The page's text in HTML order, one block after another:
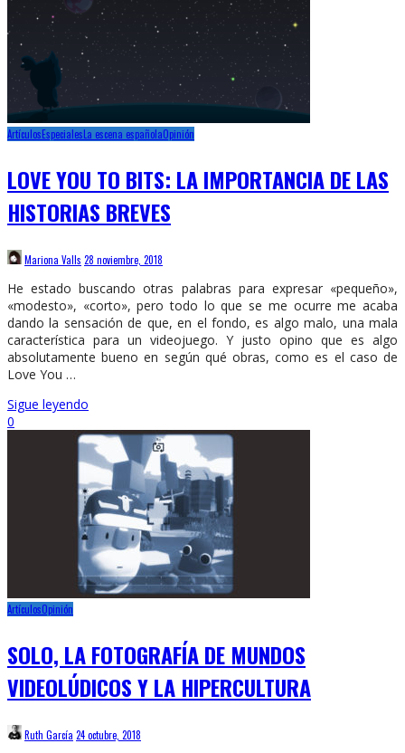
ArtículosEspecialesLa escena españolaOpinión
LOVE YOU TO BITS: LA IMPORTANCIA DE LAS
HISTORIAS BREVES
Mariona Valls 28 noviembre, 2018
He estado buscando otras palabras para expresar «pequeño»,
«modesto», «corto», pero todo lo que se me ocurre me acaba
dando la sensación de que, en el fondo, es algo malo, una mala
característica para un videojuego. Y justo opino que es algo
absolutamente bueno en según qué obras, como es el caso de
Love You …
Sigue leyendo
0
ArtículosOpinión
SOLO, LA FOTOGRAFÍA DE MUNDOS
VIDEOLÚDICOS Y LA HIPERCULTURA
Ruth García 24 octubre, 2018